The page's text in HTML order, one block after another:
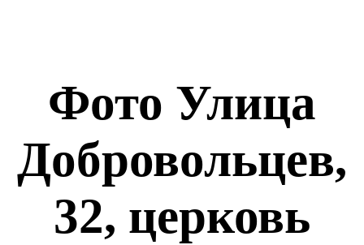
Фото Улица
Добровольцев,
32, церковь